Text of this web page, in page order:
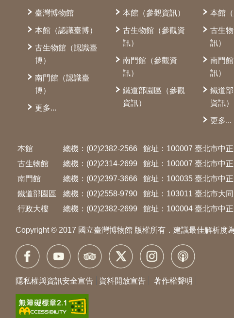
臺灣博物館
本館（認識臺博）
古生物館（認識臺
博）
南門館（認識臺
博）
更多...
本館（參觀資訊）
古生物館（參觀資
訊）
南門館（參觀資
訊）
鐵道部園區（參觀
資訊）
本館（
古生
訊）
南門
訊）
鐵道
資訊）
更多...
本館 總機：(02)2382-2566 館址：100007 臺北市中
古生物館
總機：(02)2314-2699 館址：100007 臺北市中
南門館
總機：(02)2397-3666 館址：100035 臺北市中
鐵道部園區
總機：(02)2558-9790 館址：103011 臺北市大
行政大樓
總機：(02)2382-2699 館址：100004 臺北市中
Copyright © 2017 國立臺灣博物館 版權所有．建議最佳解析度
隱私權與資訊安全宣告 資料開放宣告 著作權聲明